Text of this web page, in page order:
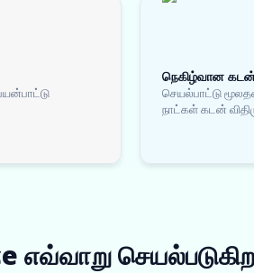
நெகிழ்வான
செயல்பாட்டு
நாட்கள் கடன்